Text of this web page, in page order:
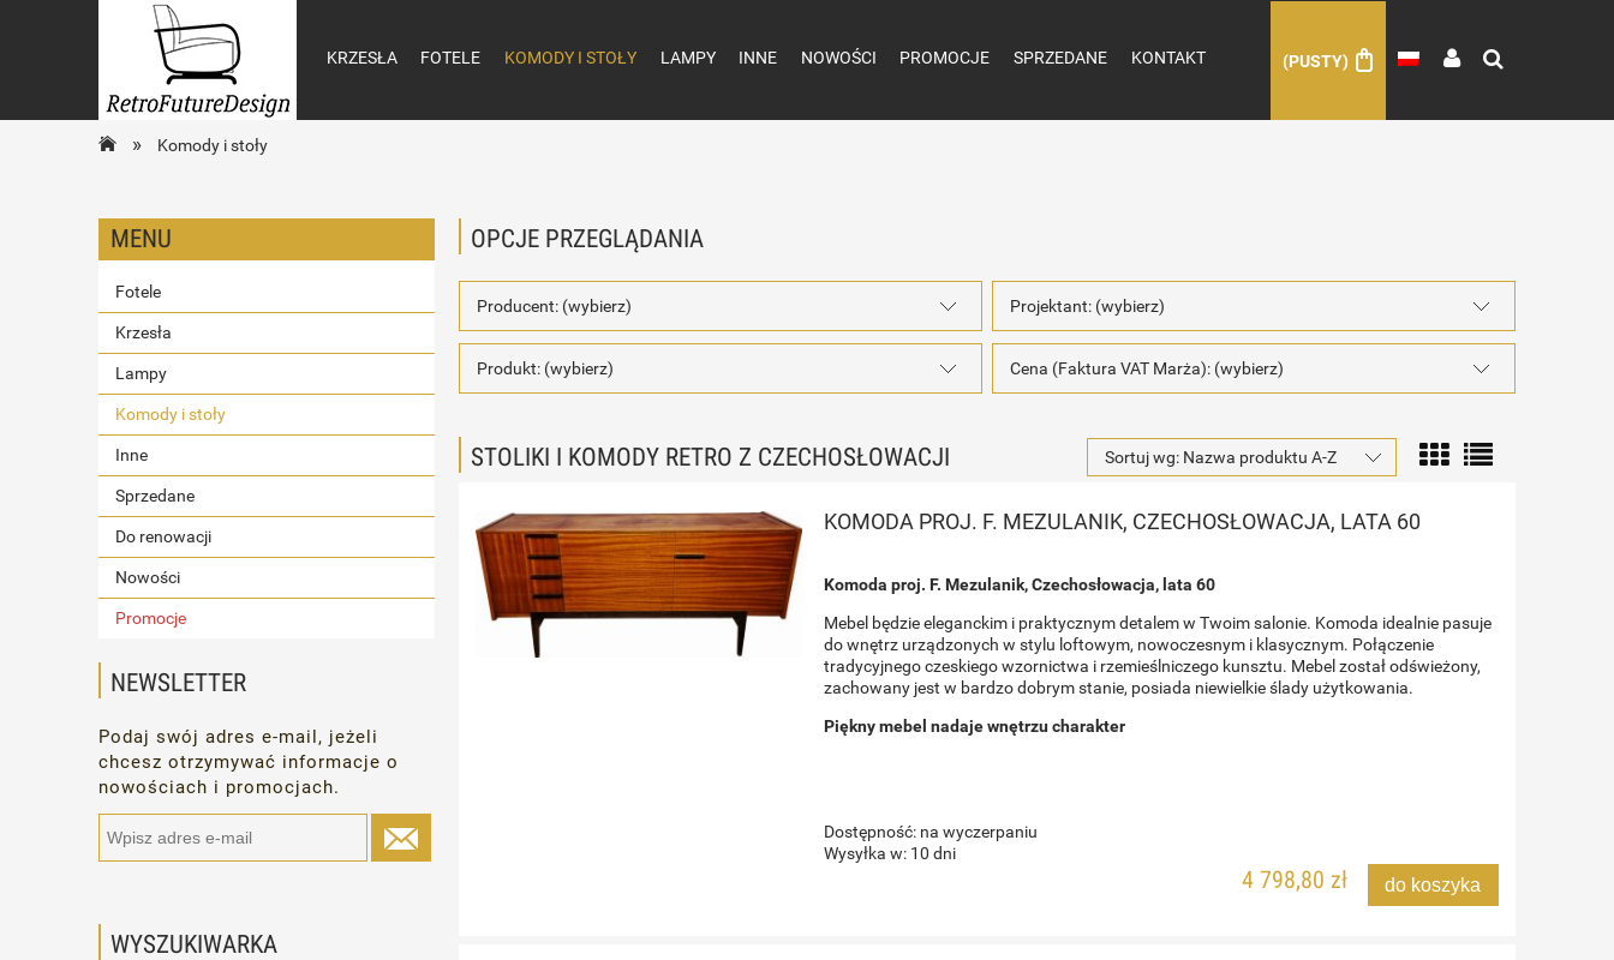
(PUSTY)
KRZESŁA FOTELE KOMODY I STOŁY LAMPY INNE NOWOŚCI PROMOCJE SPRZEDANE KONTAKT
» Komody i stoły
MENU
Fotele
Krzesła
Lampy
Komody i stoły
Inne
Sprzedane
Do renowacji
Nowości
Promocje
NEWSLETTER
Podaj swój adres e-mail, jeżeli
chcesz otrzymywać informacje o
nowościach i promocjach.
WYSZUKIWARKA
OPCJE PRZEGLĄDANIA
Producent: (wybierz) Projektant: (wybierz)
Produkt: (wybierz) Cena (Faktura VAT Marża): (wybierz)
STOLIKI I KOMODY RETRO Z CZECHOSŁOWACJI Sortuj wg: Nazwa produktu A-Z
KOMODA PROJ. F. MEZULANIK, CZECHOSŁOWACJA, LATA 60
Komoda proj. F. Mezulanik, Czechosłowacja, lata 60
Mebel będzie eleganckim i praktycznym detalem w Twoim salonie. Komoda idealnie pasuje
do wnętrz urządzonych w stylu loftowym, nowoczesnym i klasycznym. Połączenie
tradycyjnego czeskiego wzornictwa i rzemieślniczego kunsztu. Mebel został odświeżony,
zachowany jest w bardzo dobrym stanie, posiada niewielkie ślady użytkowania.
Piękny mebel nadaje wnętrzu charakter
Dostępność: na wyczerpaniu
Wysyłka w: 10 dni
4 798,80 zł do koszyka